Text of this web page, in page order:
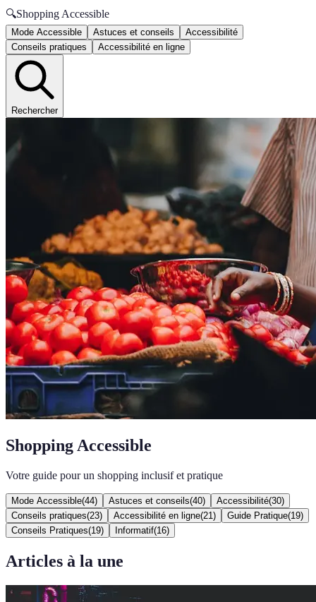
🔍Shopping Accessible
Mode Accessible Astuces et conseils
Accessibilité
Conseils pratiques
Accessibilité en ligne
Rechercher
Shopping Accessible
Votre guide pour un shopping inclusif et pratique
Mode Accessible(44) Astuces et conseils(40) Accessibilité(30)
Conseils pratiques(23) Accessibilité en ligne(21 ) Guide Pratique(19)
Conseils Pratiques(19) Informatif(16)
Articles à la une